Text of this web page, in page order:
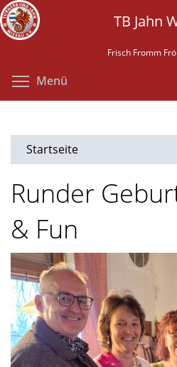
Direkt
zum
Inhalt
TB Jahn
Frisch Fromm
Menü
Startseite
Runder
& Fun